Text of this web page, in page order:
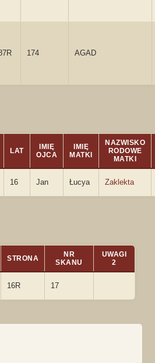
174 AGAD
LAT
IMIĘ
OJCA
IMIĘ
MATKI
NAZWISKO
RODOWE
MATKI
16 Jan Łucya Zaklekta
STRONA
NR
SKANU
UWAGI
2
16R 17